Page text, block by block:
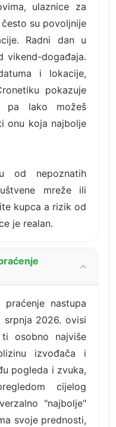
ulaznice za
su povoljnije
Radni dan u
vikend-događaja.
i lokacije,
pokazuje
pa lako možeš
onu koja najbolje
od nepoznatih
mreže ili
kupca a rizik od
je realan.
nastupa
srpnja 2026. ovisi
osobno najviše
izvođača i
pogleda i zvuka,
cijelog
"najbolje"
svoje prednosti,